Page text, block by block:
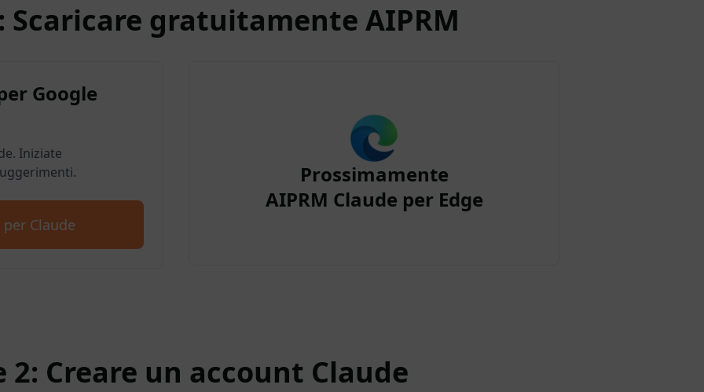
Scaricare gratuitamente AIPRM
Google
Iniziate
per Claude
Prossimamente
AIPRM Claude per Edge
2: Creare un account Claude